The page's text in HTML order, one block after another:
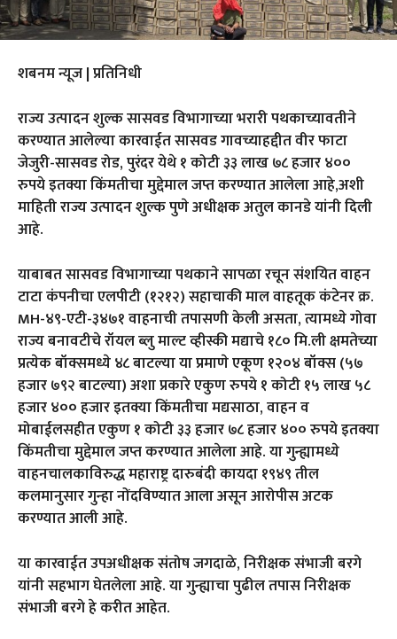
शबनम न्यूज | प्रतिनिधी
राज्य उत्पादन शुल्क सासवड विभागाच्या भरारी पथकाच्यावतीने
करण्यात आलेल्या कारवाईत सासवड गावच्याहद्दीत वीर फाटा
जेजुरी-सासवड रोड, पुरंदर येथे १ कोटी ३३ लाख ७८ हजार ४००
रुपये इतक्या किंमतीचा मुद्देमाल जप्त करण्यात आलेला आहे,अशी
माहिती राज्य उत्पादन शुल्क पुणे अधीक्षक अतुल कानडे यांनी दिली
आहे.
याबाबत सासवड विभागाच्या पथकाने सापळा रचून संशयित वाहन
टाटा कंपनीचा एलपीटी (१२१२) सहाचाकी माल वाहतूक कंटेनर क्र.
MH-४९-एटी-३४७१ वाहनाची तपासणी केली असता, त्यामध्ये गोवा
राज्य बनावटीचे रॉयल ब्लु माल्ट व्हीस्की मद्याचे १८० मि.ली क्षमतेच्या
प्रत्येक बॉक्समध्ये ४८ बाटल्या या प्रमाणे एकूण १२०४ बॉक्स (५७
हजार ७९२ बाटल्या) अशा प्रकारे एकुण रुपये १ कोटी १५ लाख ५८
हजार ४०० हजार इतक्या किंमतीचा मद्यसाठा, वाहन व
मोबाईलसहीत एकुण १ कोटी ३३ हजार ७८ हजार ४०० रुपये इतक्या
किंमतीचा मुद्देमाल जप्त करण्यात आलेला आहे. या गुन्ह्यामध्ये
वाहनचालकाविरुद्ध महाराष्ट्र दारुबंदी कायदा १९४९ तील
कलमानुसार गुन्हा नोंदविण्यात आला असून आरोपीस अटक
करण्यात आली आहे.
या कारवाईत उपअधीक्षक संतोष जगदाळे, निरीक्षक संभाजी बरगे
यांनी सहभाग घेतलेला आहे. या गुन्ह्याचा पुढील तपास निरीक्षक
संभाजी बरगे हे करीत आहेत.